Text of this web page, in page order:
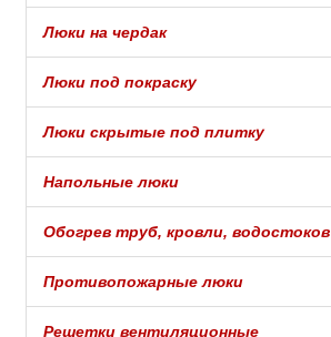
Люки на чердак
Люки под покраску
Люки скрытые под плитку
Напольные люки
Обогрев труб, кровли, водостоков
Противопожарные люки
Решетки вентиляционные